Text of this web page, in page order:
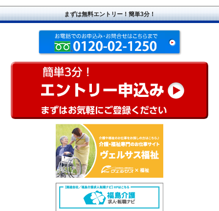
まずは無料エントリー！簡単3分！